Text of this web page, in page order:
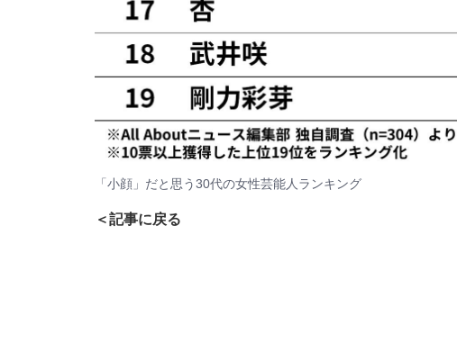
「小顔」だと思う30代の女性芸能人ランキング
＜記事に戻る